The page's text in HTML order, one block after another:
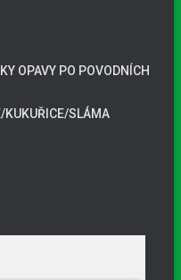
OPAVY PO POVODNÍCH
KUKUŘICE/SLÁMA